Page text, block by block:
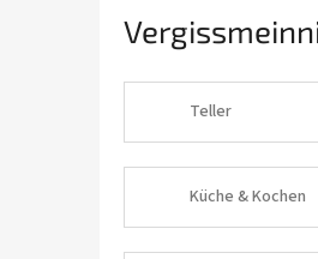
Teller
Küche & Kochen